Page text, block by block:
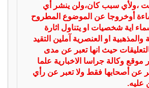
،ولأي سبب كان،ولن ينشر أي
أوخروجا عن الموضوع المطروح
اية شخصيات او يتناول اثارة
والمذهبية او العنصرية آملين التقيد
حيث انها تعبر عن مدى
موقع وكالة جراسا الاخبارية علما
عن أصحابها فقط ولا تعبر عن رأي
عليه.